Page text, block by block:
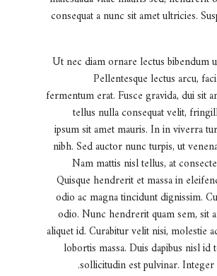
consequat a nunc sit amet ultricies.
Ut nec diam ornare lectus bibendum
Pellentesque lectus arcu,
fermentum erat. Fusce gravida, dui sit
tellus nulla consequat velit,
ipsum sit amet mauris. In in viverra
nibh. Sed auctor nunc turpis, ut
Nam mattis nisl tellus, at
Quisque hendrerit et massa in
odio ac magna tincidunt dignissim.
odio. Nunc hendrerit quam sem, sit
aliquet id. Curabitur velit nisi, molestie
lobortis massa. Duis dapibus nisl
sollicitudin est pulvinar. Integer